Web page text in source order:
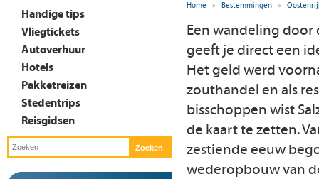
Handige tips
Vliegtickets
Autoverhuur
Hotels
Pakketreizen
Stedentrips
Reisgidsen
Home » Bestemmingen »
Een wandeling door
geeft je direct een
Het geld werd
zouthandel en als
bisschoppen wist
de kaart te zetten.
zestiende eeuw
wederopbouw van